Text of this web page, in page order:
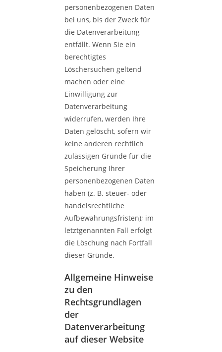
personenbezogenen Daten
bei uns, bis der Zweck für
die Datenverarbeitung
entfällt. Wenn Sie ein
berechtigtes
Löschersuchen geltend
machen oder eine
Einwilligung zur
Datenverarbeitung
widerrufen, werden Ihre
Daten gelöscht, sofern wir
keine anderen rechtlich
zulässigen Gründe für die
Speicherung Ihrer
personenbezogenen Daten
haben (z. B. steuer- oder
handelsrechtliche
Aufbewahrungsfristen); im
letztgenannten Fall erfolgt
die Löschung nach Fortfall
dieser Gründe.
Allgemeine Hinweise
zu den
Rechtsgrundlagen
der
Datenverarbeitung
auf dieser Website